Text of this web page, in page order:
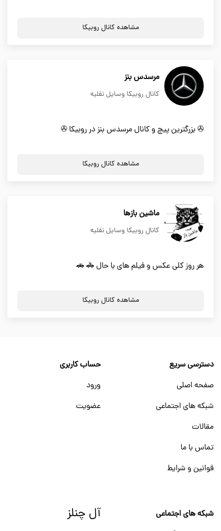
مشاهده کانال روبیکا
مرسدس بنز
کانال روبیکا وسایل نقلیه
✇ بزرگترین پیچ و کانال مرسدس بنز در روبیکا ✇
مشاهده کانال روبیکا
ماشین بازها
کانال روبیکا وسایل نقلیه
هر روز کلی عکس و فیلم های با حال 🚓 🚗
مشاهده کانال روبیکا
دسترسی سریع
صفحه اصلی
شبکه های اجتماعی
مقالات
تماس با ما
قوانین و شرایط
حساب کاربری
ورود
عضویت
شبکه های اجتماعی
آل چنلز